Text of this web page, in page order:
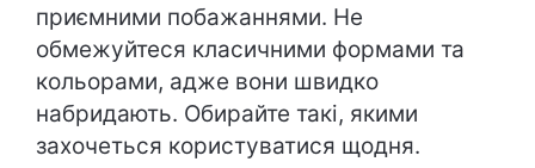
приємними побажаннями. Не
обмежуйтеся класичними формами та
кольорами, адже вони швидко
набридають. Обирайте такі, якими
захочеться користуватися щодня.